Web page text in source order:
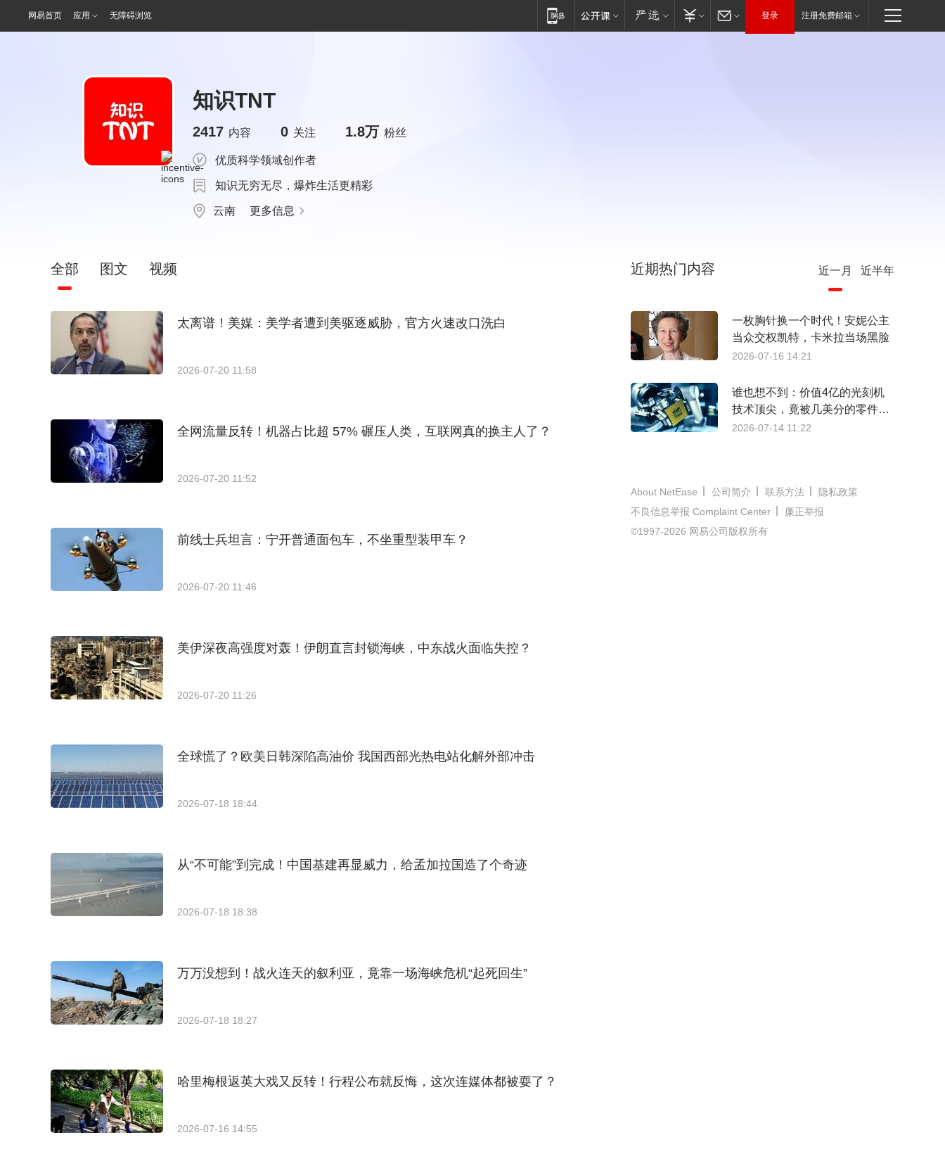
网易首页 应用 无障碍浏览 登录 注册免费邮箱
知识TNT
2417 内容 0 关注 1.8万 粉丝
优质科学领域创作者
知识无穷无尽，爆炸生活更精彩
云南 更多信息
全部 图文 视频
太离谱！美媒：美学者遭到美驱逐威胁，官方火速改口洗白
2026-07-20 11:58
全网流量反转！机器占比超 57% 碾压人类，互联网真的换主人了？
2026-07-20 11:52
前线士兵坦言：宁开普通面包车，不坐重型装甲车？
2026-07-20 11:46
美伊深夜高强度对轰！伊朗直言封锁海峡，中东战火面临失控？
2026-07-20 11:26
全球慌了？欧美日韩深陷高油价 我国西部光热电站化解外部冲击
2026-07-18 18:44
从“不可能”到完成！中国基建再显威力，给孟加拉国造了个奇迹
2026-07-18 18:38
万万没想到！战火连天的叙利亚，竟靠一场海峡危机“起死回生”
2026-07-18 18:27
哈里梅根返英大戏又反转！行程公布就反悔，这次连媒体都被耍了？
2026-07-16 14:55
近期热门内容 近一月 近半年
一枚胸针换一个时代！安妮公主
当众交权凯特，卡米拉当场黑脸
2026-07-16 14:21
谁也想不到：价值4亿的光刻机
技术顶尖，竟被几美分的零件锁
了喉
2026-07-14 11:22
About NetEase 公司简介 联系方法
隐私政策
不良信息举报 Complaint Center
廉正举报
©1997-2026 网易公司版权所有